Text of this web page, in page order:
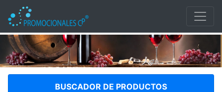
VINOS Y BAR
BUSCADOR DE PRODUCTOS